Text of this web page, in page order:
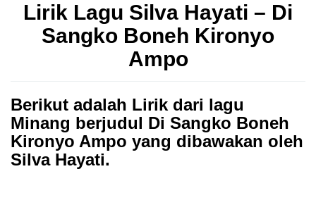
Lirik Lagu Silva Hayati – Di
Sangko Boneh Kironyo
Ampo
Berikut adalah Lirik dari lagu
Minang berjudul Di Sangko Boneh
Kironyo Ampo yang dibawakan oleh
Silva Hayati.